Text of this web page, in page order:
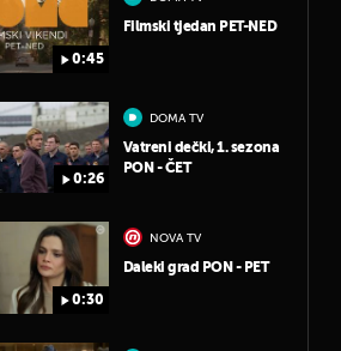
0:45
Filmski tjedan PET-NED
0:26
DOMA TV
Vatreni dečki, 1. sezona
PON - ČET
0:30
NOVA TV
Daleki grad PON - PET